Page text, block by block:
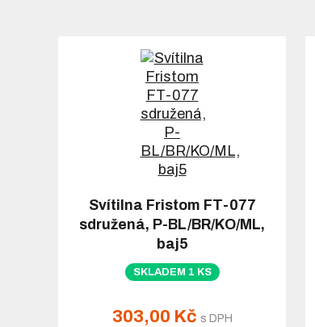
Svítilna Fristom FT-077
sdružená, P-BL/BR/KO/ML,
baj5
SKLADEM 1 KS
303,00 Kč s DPH